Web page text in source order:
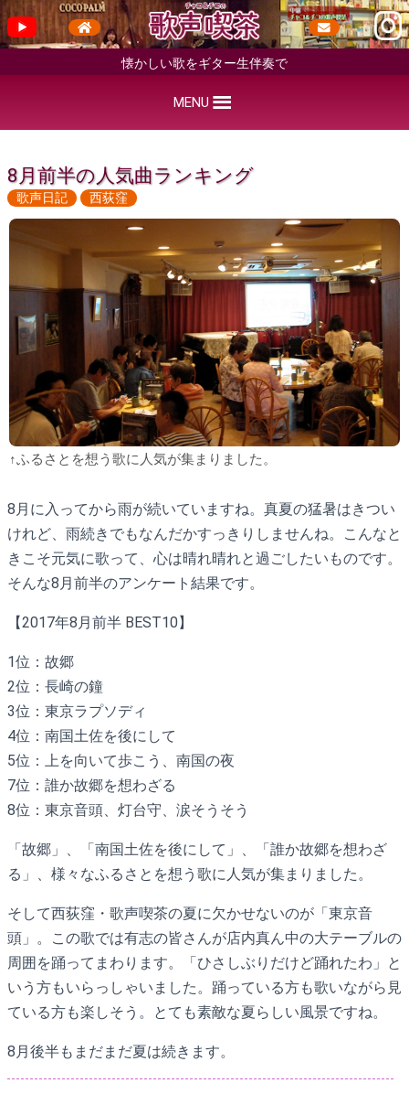
懐かしい歌をギター生伴奏で
MENU
8月前半の人気曲ランキング
歌声日記 西荻窪
↑ふるさとを想う歌に人気が集まりました。
8月に入ってから雨が続いていますね。真夏の猛暑はきつい
けれど、雨続きでもなんだかすっきりしませんね。こんなと
きこそ元気に歌って、心は晴れ晴れと過ごしたいものです。
そんな8月前半のアンケート結果です。
【2017年8月前半 BEST10】
1位：故郷
2位：長崎の鐘
3位：東京ラプソディ
4位：南国土佐を後にして
5位：上を向いて歩こう、南国の夜
7位：誰か故郷を想わざる
8位：東京音頭、灯台守、涙そうそう
「故郷」、「南国土佐を後にして」、「誰か故郷を想わざ
る」、様々なふるさとを想う歌に人気が集まりました。
そして西荻窪・歌声喫茶の夏に欠かせないのが「東京音
頭」。この歌では有志の皆さんが店内真ん中の大テーブルの
周囲を踊ってまわります。「ひさしぶりだけど踊れたわ」と
いう方もいらっしゃいました。踊っている方も歌いながら見
ている方も楽しそう。とても素敵な夏らしい風景ですね。
8月後半もまだまだ夏は続きます。